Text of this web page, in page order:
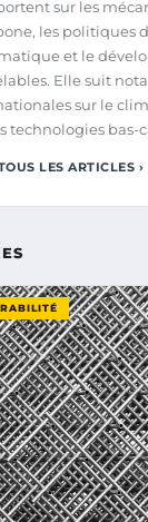
sur les
les politiques
et le
Elle suit
sur le
technologies bas-
LES ARTICLES ›